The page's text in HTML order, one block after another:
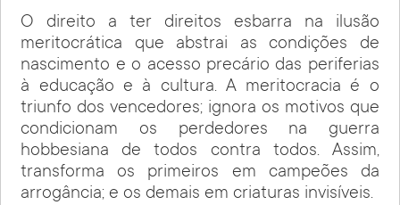
O direito a ter direitos esbarra na ilusão
meritocrática que abstrai as condições de
nascimento e o acesso precário das periferias
à educação e à cultura. A meritocracia é o
triunfo dos vencedores; ignora os motivos que
condicionam os perdedores na guerra
hobbesiana de todos contra todos. Assim,
transforma os primeiros em campeões da
arrogância; e os demais em criaturas invisíveis.